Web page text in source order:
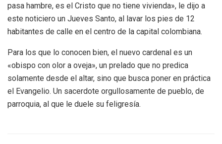
pasa hambre, es el Cristo que no tiene vivienda», le dijo a
este noticiero un Jueves Santo, al lavar los pies de 12
habitantes de calle en el centro de la capital colombiana.
Para los que lo conocen bien, el nuevo cardenal es un
«obispo con olor a oveja», un prelado que no predica
solamente desde el altar, sino que busca poner en práctica
el Evangelio. Un sacerdote orgullosamente de pueblo, de
parroquia, al que le duele su feligresía.